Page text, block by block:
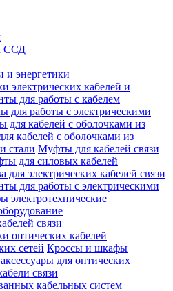
ССД
и энергетики
электрических кабелей и
для работы с кабелем
для работы с электрическими
для кабелей с оболочками из
кабелей с оболочками из
стали Муфты для кабелей связи
для силовых кабелей
для электрических кабелей связи
для работы с электрическими
электротехнические
связи
оптических кабелей
сетей Кроссы и шкафы
для оптических
связи
кабельных систем